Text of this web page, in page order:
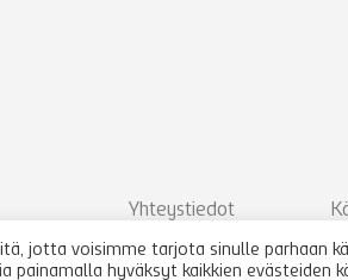
Yhteystiedot
jotta voisimme tarjota sinulle parhaan
painamalla hyväksyt kaikkien evästeiden